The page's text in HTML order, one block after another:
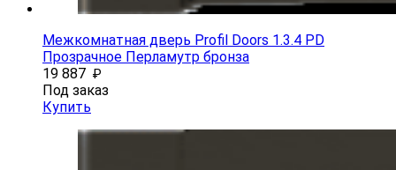
Межкомнатная дверь Profil Doors 1.3.4 PD
Прозрачное Перламутр бронза
19 887 ₽
Под заказ
Купить